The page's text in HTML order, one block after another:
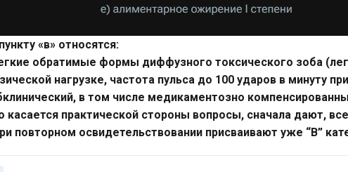
«в» относятся:
обратимые формы диффузного токсического зоба
нагрузке, частота пульса до 100 ударов в минуту
в том числе медикаментозно
касается практической стороны вопросы, сначала дают,
повторном освидетельствовании присваивают уже “В”